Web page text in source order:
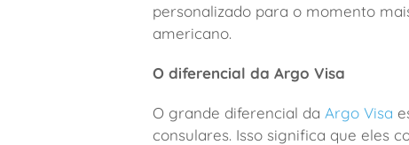
personalizado para o momento
americano.
O diferencial da Argo Visa
O grande diferencial da Argo Visa
consulares. Isso significa que eles